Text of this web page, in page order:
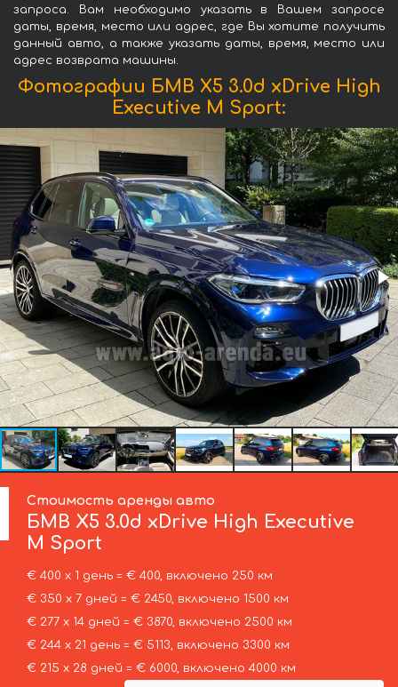
запроса. Вам необходимо указать в Вашем запросе
даты, время, место или адрес, где Вы хотите получить
данный авто, а также указать даты, время, место или
адрес возврата машины.
Фотографии БМВ X5 3.0d xDrive High
Executive M Sport:
Стоимость аренды авто
БМВ X5 3.0d xDrive High Executive
M Sport
€ 400 х 1 день = € 400, включено 250 км
€ 350 х 7 дней = € 2450, включено 1500 км
€ 277 х 14 дней = € 3870, включено 2500 км
€ 244 х 21 день = € 5113, включено 3300 км
€ 215 х 28 дней = € 6000, включено 4000 км